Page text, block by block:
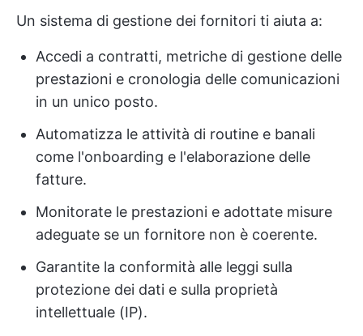
Un sistema di gestione dei fornitori ti aiuta a:
Accedi a contratti, metriche di gestione delle
prestazioni e cronologia delle comunicazioni
in un unico posto.
Automatizza le attività di routine e banali
come l'onboarding e l'elaborazione delle
fatture.
Monitorate le prestazioni e adottate misure
adeguate se un fornitore non è coerente.
Garantite la conformità alle leggi sulla
protezione dei dati e sulla proprietà
intellettuale (IP).